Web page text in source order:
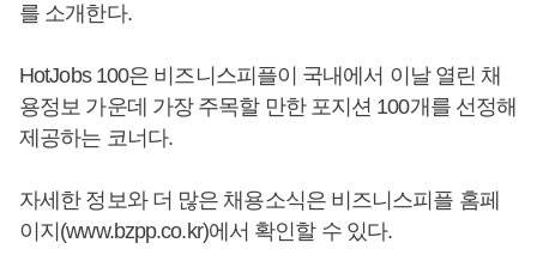
를 소개한다.
HotJobs 100은 비즈니스피플이 국내에서 이날 열린 채
용정보 가운데 가장 주목할 만한 포지션 100개를 선정해
제공하는 코너다.
자세한 정보와 더 많은 채용소식은 비즈니스피플 홈페
이지(www.bzpp.co.kr)에서 확인할 수 있다.